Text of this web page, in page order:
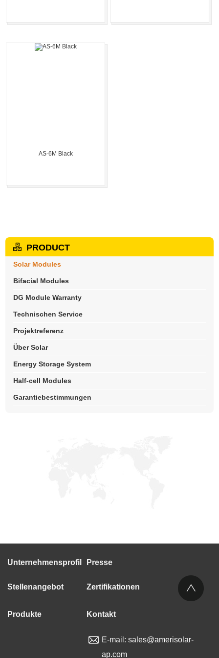
AS-6M Black
PRODUCT
Solar Modules
Bifacial Modules
DG Module Warranty
Technischen Service
Projektreferenz
Über Solar
Energy Storage System
Half-cell Modules
Garantiebestimmungen
Unternehmensprofil
Stellenangebot
Presse
Zertifikationen
Produkte Kontakt
E-mail:sales@amerisolar-
ap.com